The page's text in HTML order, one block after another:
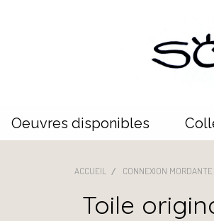
Oeuvres disponibles
ACCUEIL CONNEXION MORDANTE
Toile